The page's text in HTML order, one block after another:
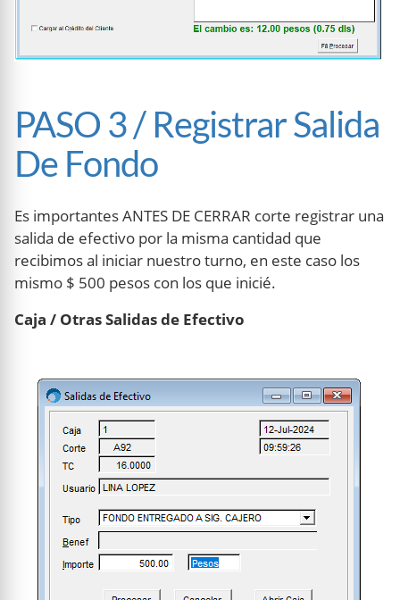
PASO 3 / Registrar Salida
De Fondo
Es importantes ANTES DE CERRAR corte registrar una
salida de efectivo por la misma cantidad que
recibimos al iniciar nuestro turno, en este caso los
mismo $ 500 pesos con los que inicié.
Caja / Otras Salidas de Efectivo